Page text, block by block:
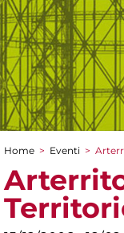
Tu sei qui
Home > Eventi >